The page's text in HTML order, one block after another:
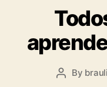
Post
By